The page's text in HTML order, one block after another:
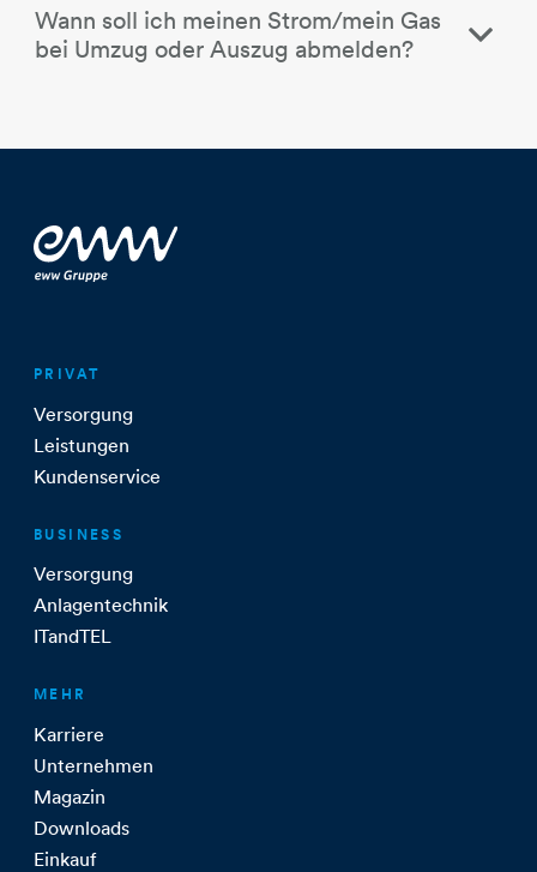
Wann soll ich meinen Strom/mein Gas
bei Umzug oder Auszug abmelden?
PRIVAT
Versorgung
Leistungen
Kundenservice
BUSINESS
Versorgung
Anlagentechnik
ITandTEL
MEHR
Karriere
Unternehmen
Magazin
Downloads
Einkauf